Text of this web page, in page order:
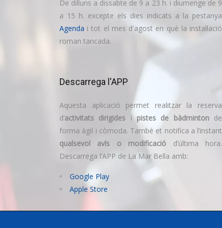
De dilluns a dissabte de 9 a 23 h. i diumenge de 9
a 15 h. excepte els dies indicats a la pestanya
Agenda i tot el mes d'agost en què la instal·lació
roman tancada.
Descarrega l'APP
Aquesta aplicació permet realitzar la reserva
d’activitats dirigides ipistes de bàdmintonde
forma àgil i còmoda. També et notifica a l’instant
qualsevol avís o modificació d’última hora.
Descarrega l’APP de La Mar Bella amb:
Google Play
Apple Store